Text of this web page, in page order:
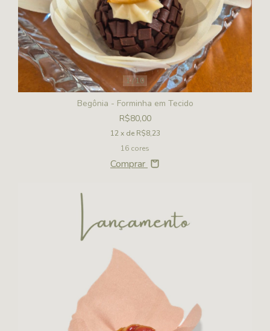
1/10
Begônia - Forminha em Tecido
R$80,00
12 x de R$8,23
16 cores
Comprar